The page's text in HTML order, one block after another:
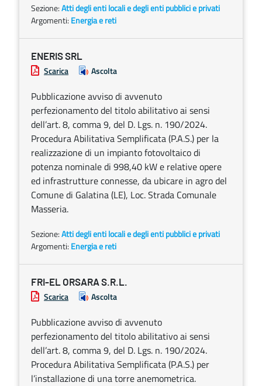
Sezione:Atti degli enti locali e degli enti pubblici e privati
Argomenti: Energia e reti
ENERIS SRL
Scarica Ascolta
Pubblicazione avviso di avvenuto
perfezionamento del titolo abilitativo ai sensi
dell’art. 8, comma 9, del D. Lgs. n. 190/2024.
Procedura Abilitativa Semplificata (P.A.S.) per la
realizzazione di un impianto fotovoltaico di
potenza nominale di 998,40 kW e relative opere
ed infrastrutture connesse, da ubicare in agro del
Comune di Galatina (LE), Loc. Strada Comunale
Masseria.
Sezione:Atti degli enti locali e degli enti pubblici e privati
Argomenti: Energia e reti
FRI-EL ORSARA S.R.L.
Scarica Ascolta
Pubblicazione avviso di avvenuto
perfezionamento del titolo abilitativo ai sensi
dell’art. 8, comma 9, del D. Lgs. n. 190/2024.
Procedura Abilitativa Semplificata (P.A.S.) per
l’installazione di una torre anemometrica.